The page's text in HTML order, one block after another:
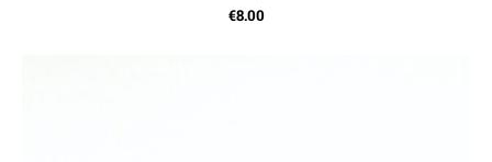
€8.00